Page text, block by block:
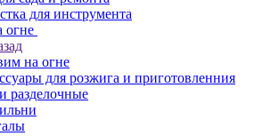
для инструмента
огне
на огне
для розжига и приготовленния
разделочные